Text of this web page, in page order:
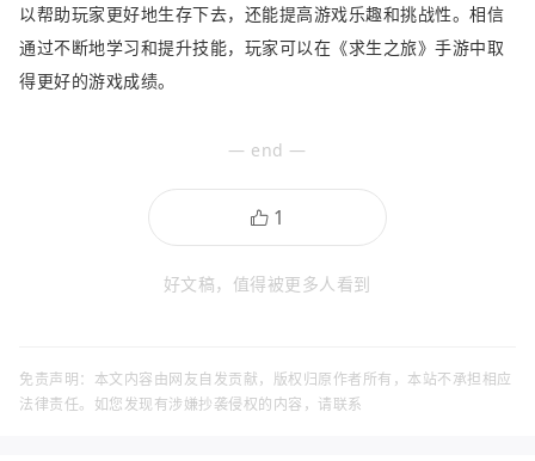
以帮助玩家更好地生存下去，还能提高游戏乐趣和挑战性。相信
通过不断地学习和提升技能，玩家可以在《求生之旅》手游中取
得更好的游戏成绩。
— end —
好文稿，值得被更多人看到
免责声明：本文内容由网友自发贡献，版权归原作者所有，本站不承担相应
法律责任。如您发现有涉嫌抄袭侵权的内容，请联系